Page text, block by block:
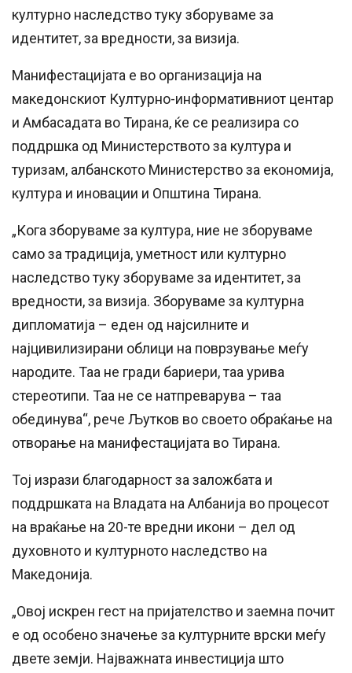
културно наследство туку зборуваме за
идентитет, за вредности, за визија.
Манифестацијата е во организација на
македонскиот Културно-информативниот центар
и Амбасадата во Тирана, ќе се реализира со
поддршка од Министерството за култура и
туризам, албанското Министерство за економија,
култура и иновации и Општина Тирана.
„Кога зборуваме за култура, ние не зборуваме
само за традиција, уметност или културно
наследство туку зборуваме за идентитет, за
вредности, за визија. Зборуваме за културна
дипломатија – еден од најсилните и
најцивилизирани облици на поврзување меѓу
народите. Таа не гради бариери, таа урива
стереотипи. Таа не се натпреварува – таа
обединува“, рече Љутков во своето обраќање на
отворање на манифестацијата во Тирана.
Тој изрази благодарност за заложбата и
поддршката на Владата на Албанија во процесот
на враќање на 20-те вредни икони – дел од
духовното и културното наследство на
Македонија.
„Овој искрен гест на пријателство и заемна почит
е од особено значење за културните врски меѓу
двете земји. Најважната инвестиција што